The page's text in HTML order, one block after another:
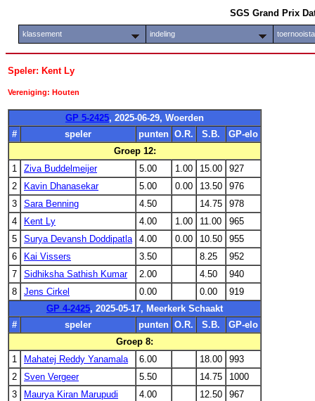
SGS Grand Prix
klassement indeling
Speler: Kent Ly
Vereniging: Houten
GP 5-2425, 2025-06-29, Woerden
#
speler punten O.R. S.B.
GP-elo
Groep 12:
1
Ziva Buddelmeijer 5.00 1.00 15.00
927
2
Kavin Dhanasekar 5.00 0.00 13.50
976
3
Sara Benning 4.50 14.75
978
4
Kent Ly 4.00 1.00 11.00
965
5
Surya Devansh Doddipatla 4.00 0.00 10.50
955
6
Kai Vissers 3.50 8.25
952
7
Sidhiksha Sathish Kumar 2.00 4.50
940
8
Jens Cirkel 0.00 0.00
919
GP 4-2425, 2025-05-17, Meerkerk Schaakt
#
speler punten O.R. S.B.
GP-elo
Groep 8:
1
Mahatej Reddy Yanamala 6.00 18.00
993
2
Sven Vergeer 5.50 14.75
1000
3
Maurya Kiran Marupudi 4.00 12.50
967